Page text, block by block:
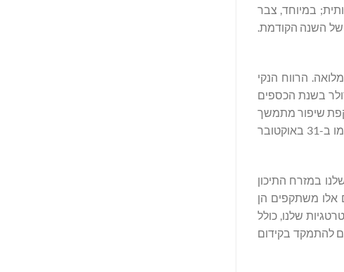
צמיחה משמעותית; במיוחד, צבר
בסוף הרבעון השלישי של השנה הקודמת.
2025, ההכנסות שלנו מתחילת השנה משקפות בקירוב את ההכנסות שדווחו עבור שנת הכספים 2024 במלואה. הרווח הנקי
ב-12.1 מיליון דולר, עלייה של 3.1 מיליון דולר, או 34.4%, בהשוואה לכ-9.0 מיליון דולר בשנת הכספים
השנה עלה על תוצאות שנת הכספים המלאה 2024 כאשר נותר עוד רבעון אחד ב-2025 משקפת שיפור מתמשך
בתפעול ובמצב הכספי של החברה. בנוסף, הרווח הנקי המיוחס למניות רגילות עבור שלושת החודשים ותשעת החודשים שהסתיימו ב-31 באוקטובר
במזרח התיכון
אלו משתקפים הן
שלנו, כולל
ממשיכים להתמקד בקידום